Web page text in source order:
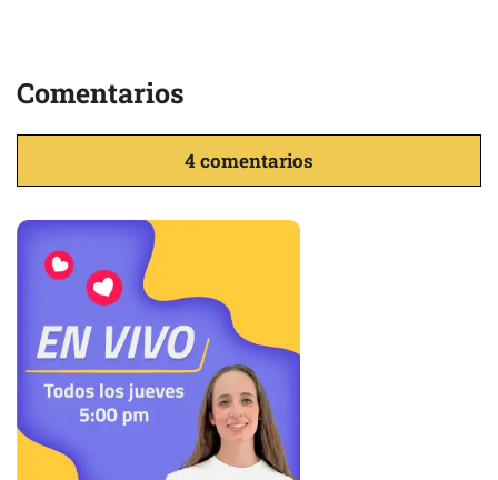
Comentarios
4 comentarios